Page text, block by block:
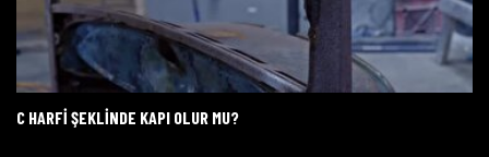
C HARFI ŞEKLINDE KAPI OLUR MU?